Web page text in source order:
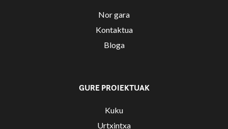
Nor gara
Kontaktua
Bloga
GURE PROIEKTUAK
Kuku
Urtxintxa